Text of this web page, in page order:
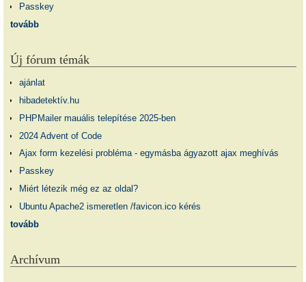
Passkey
tovább
Új fórum témák
ajánlat
hibadetektív.hu
PHPMailer mauális telepítése 2025-ben
2024 Advent of Code
Ajax form kezelési probléma - egymásba ágyazott ajax meghívás
Passkey
Miért létezik még ez az oldal?
Ubuntu Apache2 ismeretlen /favicon.ico kérés
tovább
Archívum